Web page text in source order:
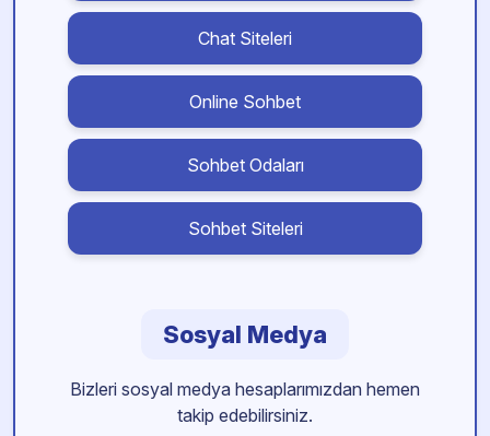
Chat Siteleri
Online Sohbet
Sohbet Odaları
Sohbet Siteleri
Sosyal Medya
Bizleri sosyal medya hesaplarımızdan hemen
takip edebilirsiniz.